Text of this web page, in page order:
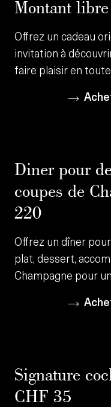
Montant libre
Offrez un cadeau
invitation à
faire plaisir en
Diner pour
coupes de
220
Offrez un dîner
plat, dessert,
Champagne pour
Signature
CHF 35